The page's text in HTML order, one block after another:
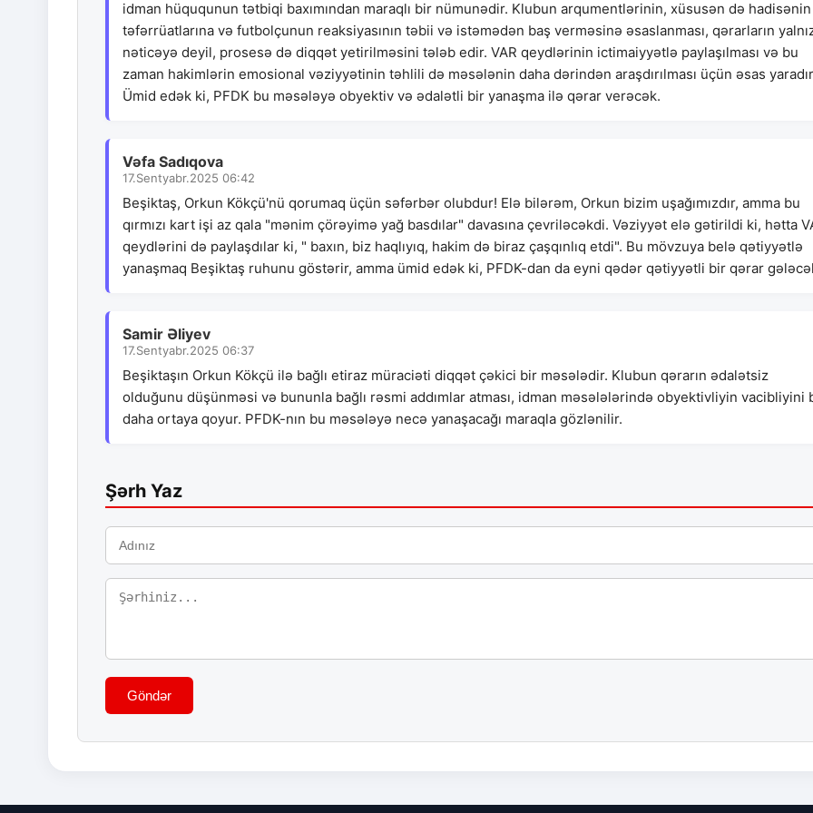
idman hüququnun tətbiqi baxımından maraqlı bir nümunədir. Klubun arqumentlərinin, xüsusən də hadisənin
təfərrüatlarına və futbolçunun reaksiyasının təbii və istəmədən baş verməsinə əsaslanması, qərarların
nəticəyə deyil, prosesə də diqqət yetirilməsini tələb edir. VAR qeydlərinin ictimaiyyətlə paylaşılması və bu
zaman hakimlərin emosional vəziyyətinin təhlili də məsələnin daha dərindən araşdırılması üçün əsas
Ümid edək ki, PFDK bu məsələyə obyektiv və ədalətli bir yanaşma ilə qərar verəcək.
Vəfa Sadıqova
17.Sentyabr.2025 06:42
Beşiktaş, Orkun Kökçü'nü qorumaq üçün səfərbər olubdur! Elə bilərəm, Orkun bizim uşağımızdır, amma bu
qırmızı kart işi az qala "mənim çörəyimə yağ basdılar" davasına çevriləcəkdi. Vəziyyət elə gətirildi ki, hətta
qeydlərini də paylaşdılar ki, " baxın, biz haqlıyıq, hakim də biraz çaşqınlıq etdi". Bu mövzuya belə qətiyyətlə
yanaşmaq Beşiktaş ruhunu göstərir, amma ümid edək ki, PFDK-dan da eyni qədər qətiyyətli bir qərar
Samir Əliyev
17.Sentyabr.2025 06:37
Beşiktaşın Orkun Kökçü ilə bağlı etiraz müraciəti diqqət çəkici bir məsələdir. Klubun qərarın ədalətsiz
olduğunu düşünməsi və bununla bağlı rəsmi addımlar atması, idman məsələlərində obyektivliyin vacibliyini
daha ortaya qoyur. PFDK-nın bu məsələyə necə yanaşacağı maraqla gözlənilir.
Şərh Yaz
Göndər